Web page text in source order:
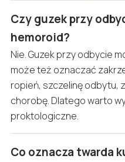
Czy guzek przy
hemoroid?
Nie. Guzek przy odbycie
może też oznaczać
ropień, szczelinę odbytu,
chorobę. Dlatego warto
proktologiczne.
Co oznacza twarda